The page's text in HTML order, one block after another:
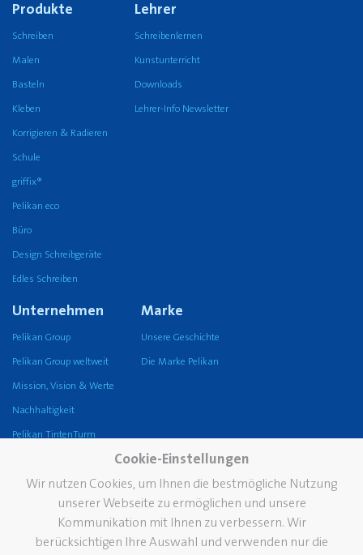
Produkte
Schreiben
Malen
Basteln
Kleben
Korrigieren & Radieren
Schule
griffix®
Pelikan eco
Büro
Design Schreibgeräte
Edles Schreiben
Lehrer
Schreibenlernen
Kunstunterricht
Downloads
Lehrer-Info Newsletter
Unternehmen
Pelikan Group
Pelikan Group weltweit
Mission, Vision & Werte
Nachhaltigkeit
Pelikan TintenTurm
Marke
Unsere Geschichte
Die Marke Pelikan
Der Pelikan Fleckendoktor
Cookie-Einstellungen
Wir nutzen Cookies, um Ihnen die bestmögliche Nutzung
unserer Webseite zu ermöglichen und unsere
Kommunikation mit Ihnen zu verbessern. Wir
berücksichtigen Ihre Auswahl und verwenden nur die